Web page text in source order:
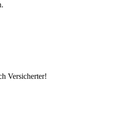
Versicherter!